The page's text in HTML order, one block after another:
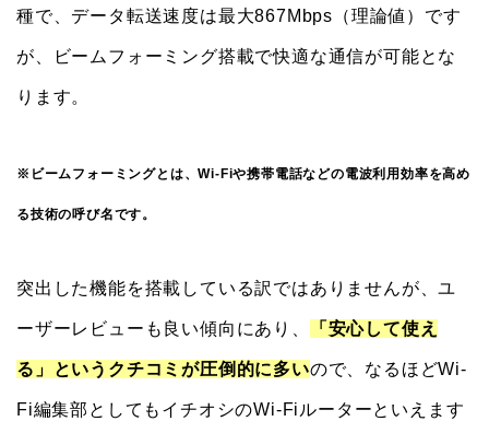
種で、データ転送速度は最大867Mbps（理論値）です
が、ビームフォーミング搭載で快適な通信が可能とな
ります。
※ビームフォーミングとは、Wi-Fiや携帯電話などの電波利用効率を高め
る技術の呼び名です。
突出した機能を搭載している訳ではありませんが、ユ
ーザーレビューも良い傾向にあり、 「安心して使え
る」というクチコミが圧倒的に多いので、なるほどWi-
Fi編集部としてもイチオシのWi-Fiルーターといえます